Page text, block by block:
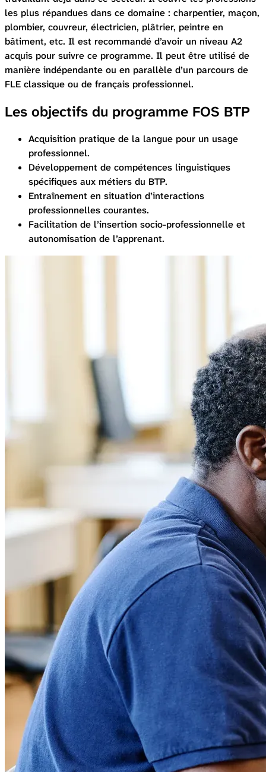
les plus répandues dans ce domaine : charpentier, maçon,
plombier, couvreur, électricien, plâtrier, peintre en
bâtiment, etc. Il est recommandé d’avoir un niveau A2
acquis pour suivre ce programme. Il peut être utilisé de
manière indépendante ou en parallèle d’un parcours de
FLE classique ou de français professionnel.
Les objectifs du programme FOS BTP
Acquisition pratique de la langue pour un usage
professionnel.
Développement de compétences linguistiques
spécifiques aux métiers du BTP.
Entraînement en situation d’interactions
professionnelles courantes.
Facilitation de l’insertion socio-professionnelle et
autonomisation de l’apprenant.